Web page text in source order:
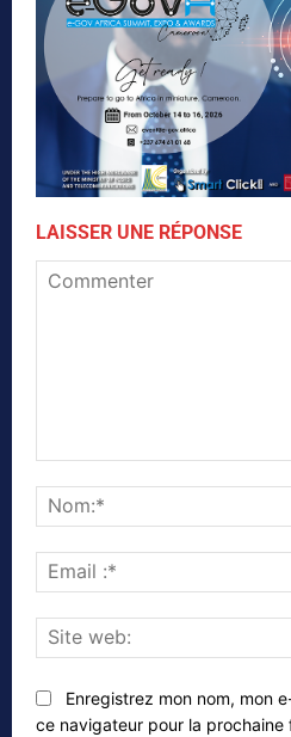
LAISSER UNE RÉPONSE
Enregistrez mon nom, mon
ce navigateur pour la prochaine